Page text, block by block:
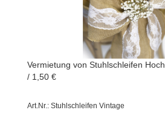
Vermietung von Stuhlschleifen
/ 1,50 €
Art.Nr.: Stuhlschleifen Vintage